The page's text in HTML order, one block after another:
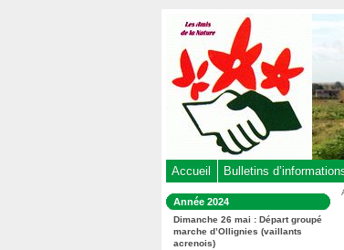
Accueil Bulletins
Dans
la
rubrique
:
Année 2024
Dimanche 26 mai : Départ groupé
marche d’Ollignies (vaillants
acrenois)